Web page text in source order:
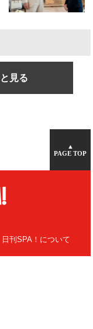
見る
▲
PAGE TOP
日刊SPA！について